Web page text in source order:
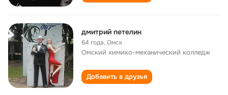
дмитрий петелин
64 года,Омск
Омский химико-механический колледж
Добавить в друзья